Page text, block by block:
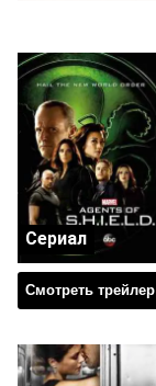
Смотреть трейлер
Сериал